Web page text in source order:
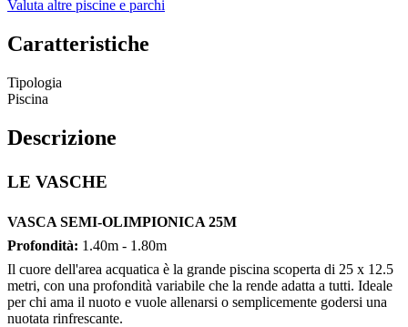
Valuta altre piscine e parchi
Caratteristiche
Tipologia
Piscina
Descrizione
LE VASCHE
VASCA SEMI-OLIMPIONICA 25M
Profondità: 1.40m - 1.80m
Il cuore dell'area acquatica è la grande piscina scoperta di 25 x 12.5
metri, con una profondità variabile che la rende adatta a tutti. Ideale
per chi ama il nuoto e vuole allenarsi o semplicemente godersi una
nuotata rinfrescante.